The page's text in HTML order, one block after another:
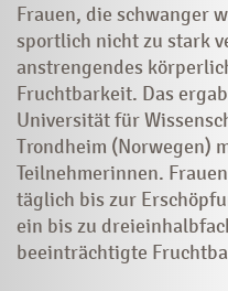
Frauen, die schwanger
sportlich nicht zu stark
anstrengendes
Fruchtbarkeit. Das
Universität für
Trondheim (Norwegen)
Teilnehmerinnen.
täglich bis zur
ein bis zu
beeinträchtigte